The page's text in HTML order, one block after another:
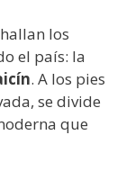
los
el país: la
. A los pies
se divide
que